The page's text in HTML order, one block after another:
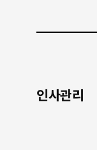
인사관리